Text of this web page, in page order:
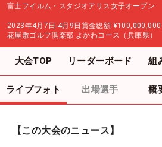
富士フイルム・スタジオアリス女子オープン
2023年4月7日-4月9日 賞金総額 ¥100,000,000
花屋敷ゴルフ倶楽部 よかわコース（兵庫県）
大会TOP リーダーボード 組
ライブフォト 出場選手 概
【この大会のニュース】